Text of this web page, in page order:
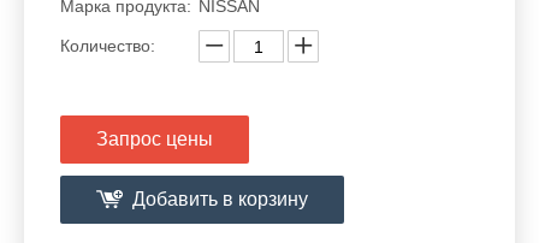
Марка продукта: NISSAN
Количество:
Запрос цены
Добавить в корзину